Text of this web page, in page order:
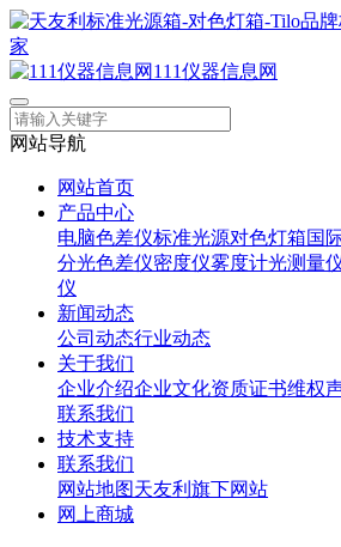
111仪器信息网
网站导航
网站首页
产品中心
电脑色差仪标准光源对色灯箱国
分光色差仪密度仪雾度计光测量
仪
新闻动态
公司动态行业动态
关于我们
企业介绍企业文化资质证书维权
联系我们
技术支持
联系我们
网站地图天友利旗下网站
网上商城